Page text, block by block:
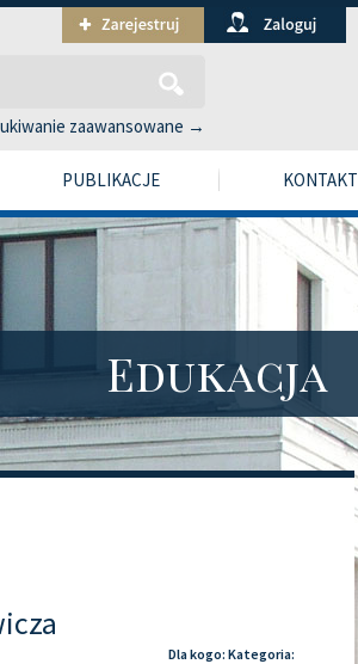
zaawansowane →
PUBLIKACJE KONTAKT
Edukacja
Dla kogo: Kategoria: